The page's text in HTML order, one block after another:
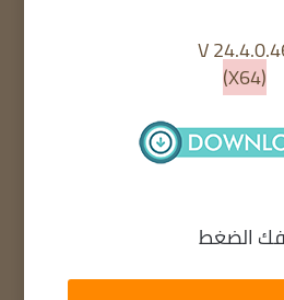
V
(X64)
الضغط